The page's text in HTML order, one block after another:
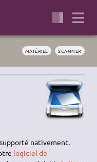
MATÉRIEL SCANNER
nativement.
logiciel de